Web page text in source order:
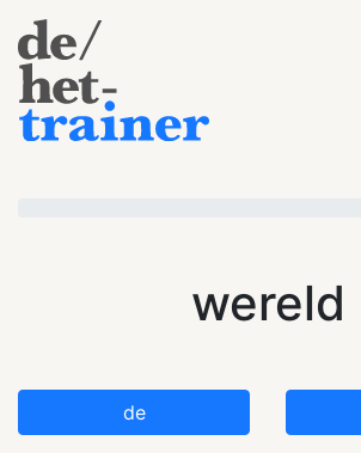
wereld
de